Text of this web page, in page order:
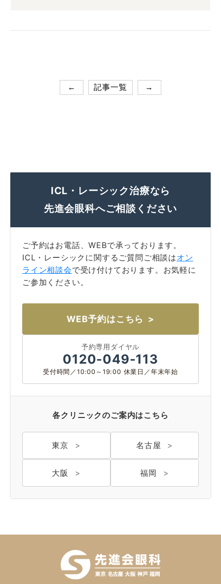
← 記事一覧 →
ICL・レーシック治療なら
先進会眼科へご相談ください
ご予約はお電話、WEBで承っております。
ICL・レーシックに関するご質問ご相談はオン
ライン相談会で受け付けております。お気軽に
ご参加ください。
WEB予約はこちら
予約専用ダイヤル
0120-049-113
受付時間／10:00～19:00 休業日／年末年始
各クリニックのご案内はこちら
東京 名古屋
大阪 福岡